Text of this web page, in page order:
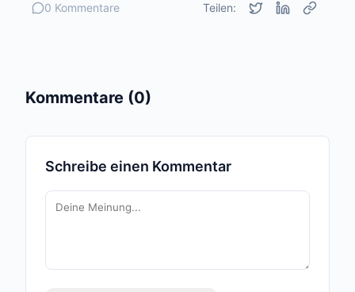
0 Kommentare Teilen:
Kommentare (0)
Schreibe einen Kommentar